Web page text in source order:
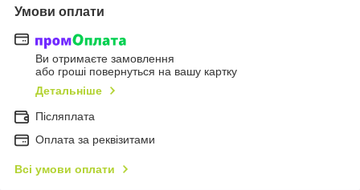
Умови оплати
Ви отримаєте замовлення
або гроші повернуться на вашу картку
Детальніше
Післяплата
Оплата за реквізитами
Всі умови оплати